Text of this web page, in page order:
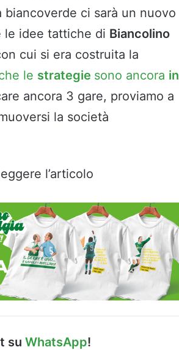
ci sarà un nuovo
le idee tattiche di Biancolino
cui si era costruita la
le strategie sono ancora in
ancora 3 gare, proviamo a
la società
l’articolo
su WhatsApp!